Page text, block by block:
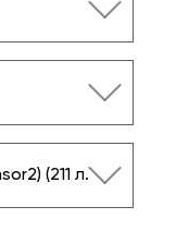
(211 л.с.)